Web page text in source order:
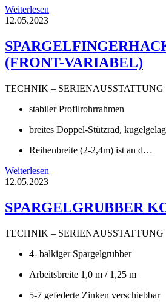
Weiterlesen
12.05.2023
(FRONT-VARIABEL)
TECHNIK – SERIENAUSSTATTUNG
stabiler Profilrohrrahmen
breites Doppel-Stützrad,
Reihenbreite (2-2,4m) ist an d…
Weiterlesen
12.05.2023
SPARGELGRUBBER
TECHNIK – SERIENAUSSTATTUNG
4- balkiger Spargelgrubber
Arbeitsbreite 1,0 m / 1,25 m
5-7 gefederte Zinken verschiebbar